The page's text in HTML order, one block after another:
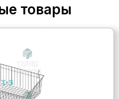
товары